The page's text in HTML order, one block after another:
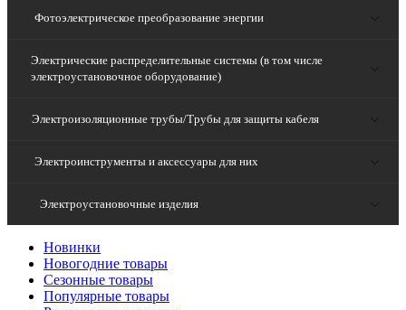
Фотоэлектрическое преобразование энергии
Электрические распределительные системы (в том числе
электроустановочное оборудование)
Электроизоляционные трубы/Трубы для защиты кабеля
Электроинструменты и аксессуары для них
Электроустановочные изделия
Новинки
Новогодние товары
Сезонные товары
Популярные товары